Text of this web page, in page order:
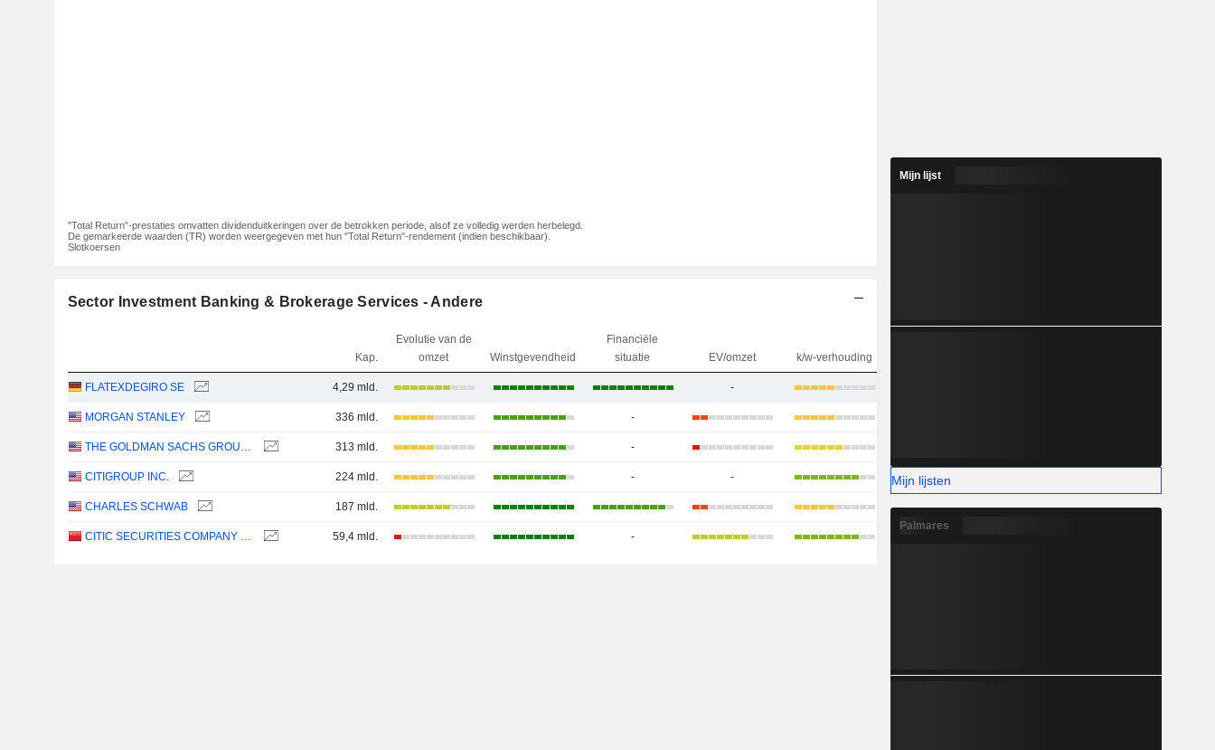
"Total Return"-prestaties omvatten dividenduitkeringen over de betrokken periode, alsof ze volledig werden herbelegd.
De gemarkeerde waarden (TR) worden weergegeven met hun "Total Return"-rendement (indien beschikbaar).
Slotkoersen
Sector Investment Banking & Brokerage Services - Andere
Kap.
Evolutie van de
omzet
Winstgevendheid
Financiële
situatie
EV/omzet k/w-verhouding
FLATEXDEGIRO SE 4,29 mld. -
MORGAN STANLEY 336 mld. -
THE GOLDMAN SACHS GROUP, INC. 313 mld. -
CITIGROUP INC. 224 mld. - -
CHARLES SCHWAB 187 mld.
CITIC SECURITIES COMPANY LIMITED 59,4 mld. -
Mijn lijst
Mijn lijsten
Palmares